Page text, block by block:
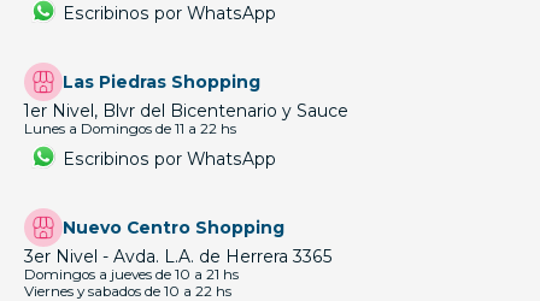
Escribinos por WhatsApp
Las Piedras Shopping
1er Nivel, Blvr del Bicentenario y Sauce
Lunes a Domingos de 11 a 22 hs
Escribinos por WhatsApp
Nuevo Centro Shopping
3er Nivel - Avda. L.A. de Herrera 3365
Domingos a jueves de 10 a 21 hs
Viernes y sabados de 10 a 22 hs